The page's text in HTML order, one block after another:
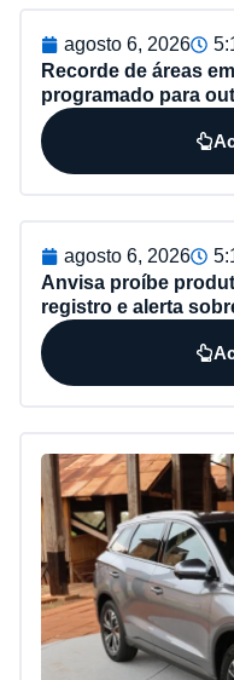
agosto 6, 2026
Recorde de áreas
programado para
agosto 6, 2026
Anvisa proíbe
registro e alerta